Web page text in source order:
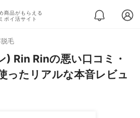
商品がもらえる
ポイ活サイト
毛
) Rin Rinの悪い口コミ・
ったリアルな本音レビュ